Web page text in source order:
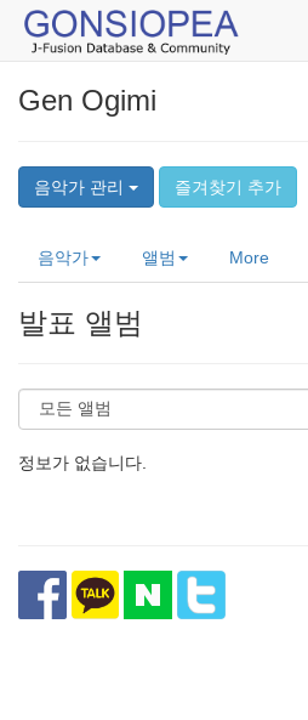
Gen Ogimi
음악가 관리 즐겨찾기 추가
음악가 앨범 More
발표 앨범
정보가 없습니다.